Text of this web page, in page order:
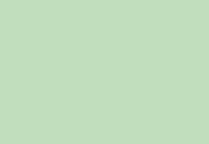
Daten zur Verarbeitung